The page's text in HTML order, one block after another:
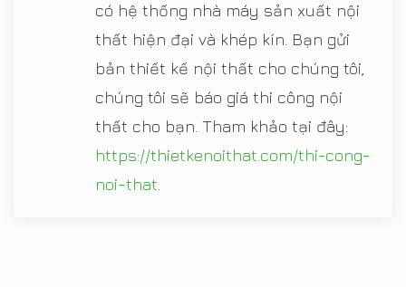
có hệ thống nhà máy sản xuất nội
thất hiện đại và khép kín. Bạn gửi
bản thiết kế nội thất cho chúng tôi,
chúng tôi sẽ báo giá thi công nội
thất cho bạn. Tham khảo tại đây:
https://thietkenoithat.com/thi-cong-
noi-that